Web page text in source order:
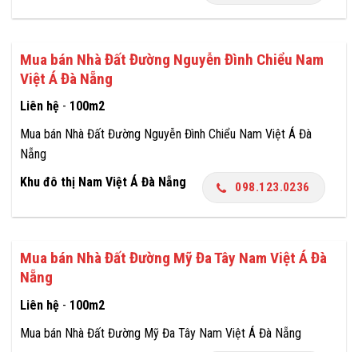
Mua bán Nhà Đất Đường Nguyễn Đình Chiểu Nam
Việt Á Đà Nẵng
Liên hệ - 100m2
Mua bán Nhà Đất Đường Nguyễn Đình Chiểu Nam Việt Á Đà
Nẵng
Khu đô thị Nam Việt Á Đà Nẵng
098.123.0236
Mua bán Nhà Đất Đường Mỹ Đa Tây Nam Việt Á Đà
Nẵng
Liên hệ - 100m2
Mua bán Nhà Đất Đường Mỹ Đa Tây Nam Việt Á Đà Nẵng